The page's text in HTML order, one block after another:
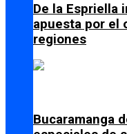
De la Espriella
apuesta por el
regiones
Bucaramanga